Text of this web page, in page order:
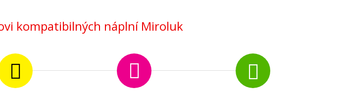
kompatibilných náplní Miroluk